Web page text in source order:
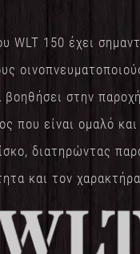
WLT 150 έχει
βοηθήσει στην
που είναι ομαλό
διατηρώντας
και τον